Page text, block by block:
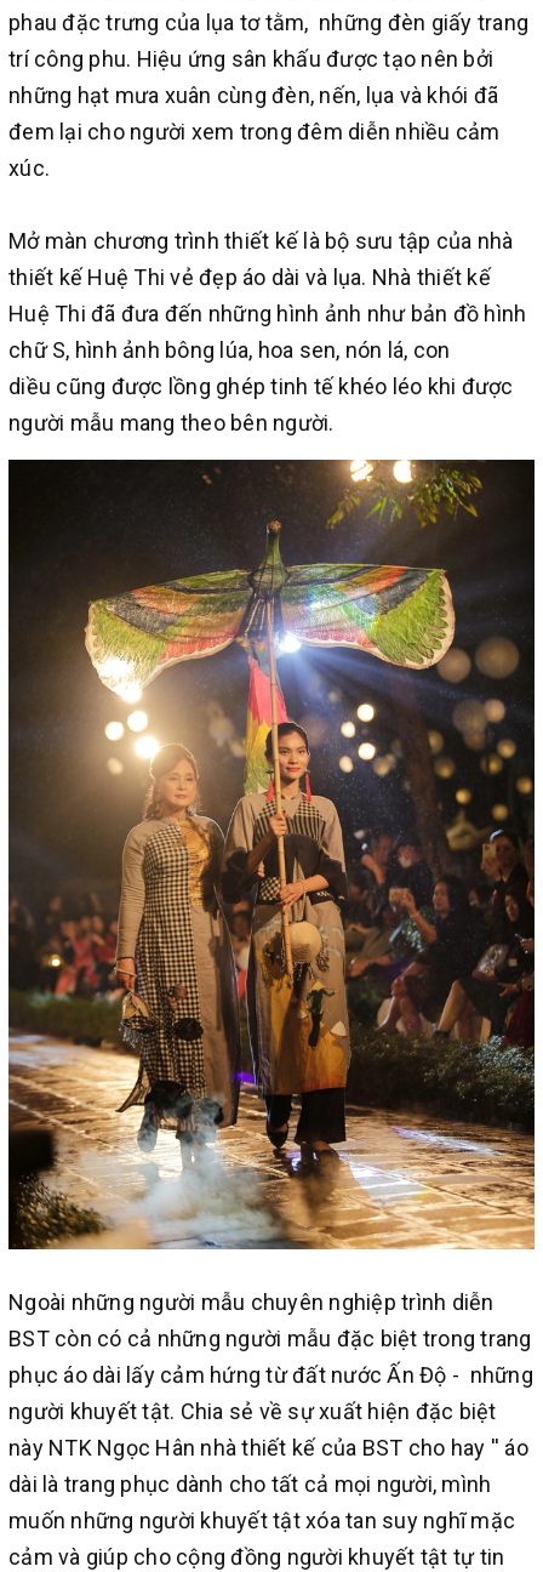
phau đặc trưng của lụa tơ tằm, những đèn giấy trang
trí công phu. Hiệu ứng sân khấu được tạo nên bởi
những hạt mưa xuân cùng đèn, nến, lụa và khói đã
đem lại cho người xem trong đêm diễn nhiều cảm
xúc.
Mở màn chương trình thiết kế là bộ sưu tập của nhà
thiết kế Huệ Thi vẻ đẹp áo dài và lụa. Nhà thiết kế
Huệ Thi đã đưa đến những hình ảnh như bản đồ hình
chữ S, hình ảnh bông lúa, hoa sen, nón lá, con
diều cũng được lồng ghép tinh tế khéo léo khi được
người mẫu mang theo bên người.
Ngoài những người mẫu chuyên nghiệp trình diễn
BST còn có cả những người mẫu đặc biệt trong trang
phục áo dài lấy cảm hứng từ đất nước Ấn Độ - những
người khuyết tật. Chia sẻ về sự xuất hiện đặc biệt
này NTK Ngọc Hân nhà thiết kế của BST cho hay '' áo
dài là trang phục dành cho tất cả mọi người, mình
muốn những người khuyết tật xóa tan suy nghĩ mặc
cảm và giúp cho cộng đồng người khuyết tật tự tin